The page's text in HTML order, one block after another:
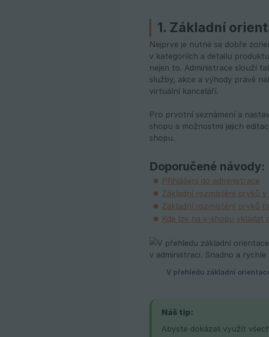
1. Základní
Nejprve je nutné se dobře
v kategoriích a detailu
nejen to. Administrace slouží
služby, akce a výhody právě
virtuální kanceláří.
Pro prvotní seznámení a
shopu a možnostmi jejich
shopu.
Doporučené návody:
Přihlášení do administrace
Základní rozmístění prvků v
Základní rozmístění prvků
Kde lze na e-shopu vkládat
Náš tip:
Abyste dokázali využít